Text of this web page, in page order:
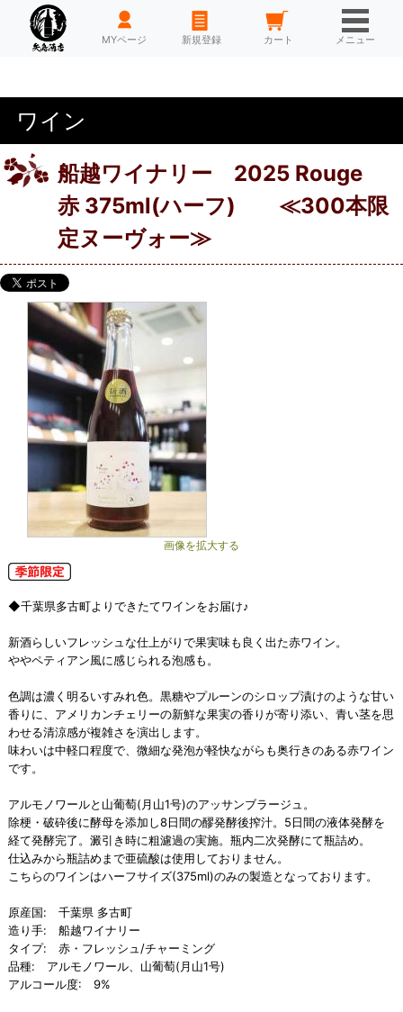
HOME MYページ 新規登録 カート メニュー
ワイン
船越ワイナリー 2025 Rouge
赤 375ml(ハーフ) ≪300本限
定ヌーヴォー≫
画像を拡大する
◆千葉県多古町よりできたてワインをお届け♪
新酒らしいフレッシュな仕上がりで果実味も良く出た赤ワイン。
ややペティアン風に感じられる泡感も。
色調は濃く明るいすみれ色。黒糖やプルーンのシロップ漬けのような甘い
香りに、アメリカンチェリーの新鮮な果実の香りが寄り添い、青い茎を思
わせる清涼感が複雑さを演出します。
味わいは中軽口程度で、微細な発泡が軽快ながらも奥行きのある赤ワイン
です。
アルモノワールと山葡萄(月山1号)のアッサンブラージュ。
除梗・破砕後に酵母を添加し8日間の醪発酵後搾汁。5日間の液体発酵を
経て発酵完了。澱引き時に粗濾過の実施。瓶内二次発酵にて瓶詰め。
仕込みから瓶詰めまで亜硫酸は使用しておりません。
こちらのワインはハーフサイズ(375ml)のみの製造となっております。
原産国: 千葉県 多古町
造り手: 船越ワイナリー
タイプ: 赤・フレッシュ/チャーミング
品種: アルモノワール、山葡萄(月山1号)
アルコール度: 9%